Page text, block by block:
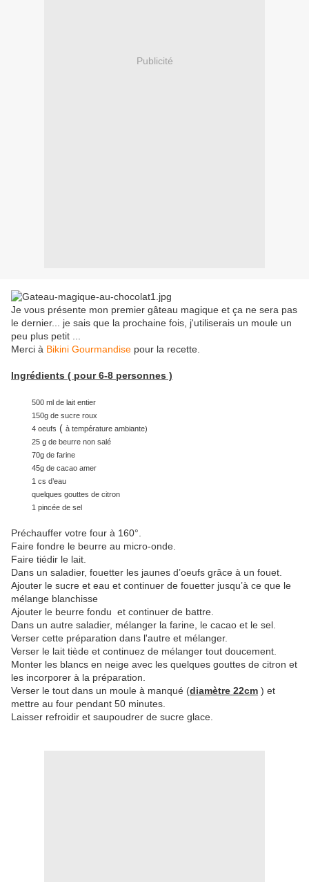
Publicité
Je vous présente mon premier gâteau magique et ça ne sera pas
le dernier... je sais que la prochaine fois, j'utiliserais un moule un
peu plus petit ...
Merci à Bikini Gourmandise pour la recette.
Ingrédients ( pour 6-8 personnes )
500 ml de lait entier
150g de sucre roux
4 oeufs ( à température ambiante)
25 g de beurre non salé
70g de farine
45g de cacao amer
1 cs d’eau
quelques gouttes de citron
1 pincée de sel
Préchauffer votre four à 160°.
Faire fondre le beurre au micro-onde.
Faire tiédir le lait.
Dans un saladier, fouetter les jaunes d’oeufs grâce à un fouet.
Ajouter le sucre et eau et continuer de fouetter jusqu’à ce que le
mélange blanchisse
Ajouter le beurre fondu et continuer de battre.
Dans un autre saladier, mélanger la farine, le cacao et le sel.
Verser cette préparation dans l'autre et mélanger.
Verser le lait tiède et continuez de mélanger tout doucement.
Monter les blancs en neige avec les quelques gouttes de citron et
les incorporer à la préparation.
Verser le tout dans un moule à manqué (diamètre 22cm ) et
mettre au four pendant 50 minutes.
Laisser refroidir et saupoudrer de sucre glace.